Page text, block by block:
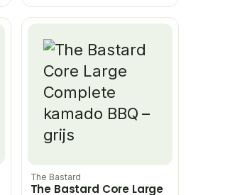
The Bastard
The Bastard Core Large